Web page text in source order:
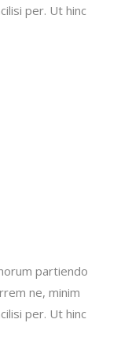
per. Ut hinc
partiendo
ne, minim
per. Ut hinc